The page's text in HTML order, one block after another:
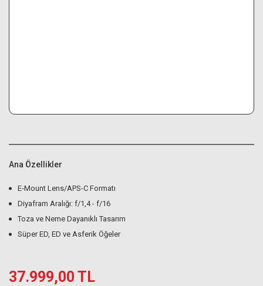
Ana Özellikler
E-Mount Lens/APS-C Formatı
Diyafram Aralığı: f/1,4 - f/16
Toza ve Neme Dayanıklı Tasarım
Süper ED, ED ve Asferik Öğeler
37.999,00 TL